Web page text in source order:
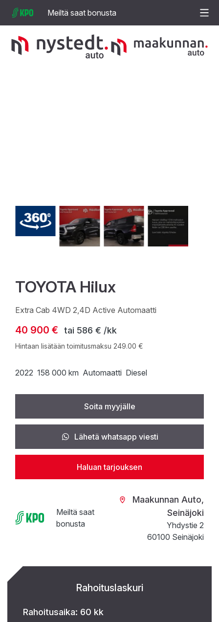
Meiltä saat bonusta
TOYOTA Hilux
Extra Cab 4WD 2,4D Active Automaatti
40 900 € tai 586 € /kk
Hintaan lisätään toimitusmaksu 249.00 €
2022 158 000 km Automaatti Diesel
Soita myyjälle
Lähetä whatsapp viesti
Haluan tarjouksen
Meiltä saat
bonusta
Maakunnan Auto,
Seinäjoki
Yhdystie 2
60100 Seinäjoki
Rahoituslaskuri
Rahoitusaika: 60 kk